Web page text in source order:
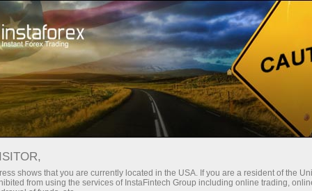
Dành cho Nhà giao dịch
Điều kiện giao dịch
shows that you are currently located in the USA. If you are a resident of the
from using the services of InstaFintech Group including online trading,